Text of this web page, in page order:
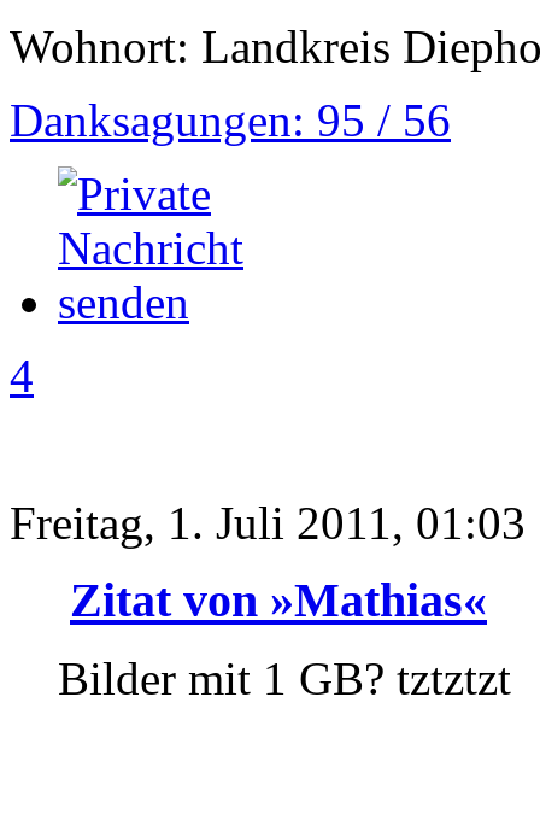
Wohnort: Landkreis
Danksagungen: 95 / 56
4
Freitag, 1. Juli 2011, 01:03
Zitat von »Mathias«
Bilder mit 1 GB? tztztzt